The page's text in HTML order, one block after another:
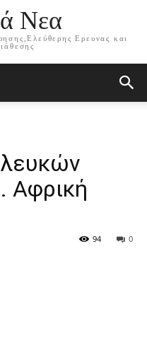
Νεα
Ερευνας και
Αφρική
0
94